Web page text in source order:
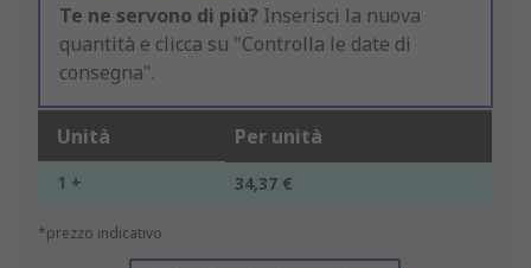
Te ne servono di più? Inserisci la nuova
quantità e clicca su "Controlla le date di
consegna".
Unità Per unità
1 + 34,37 €
*prezzo indicativo